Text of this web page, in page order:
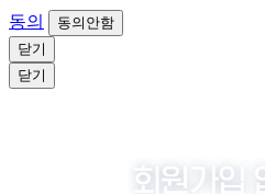
동의
동의안함
닫기
닫기